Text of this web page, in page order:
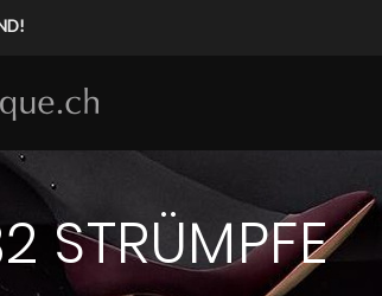
STRÜMPFE